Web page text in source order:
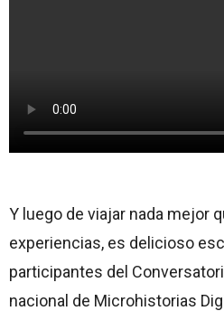
Y luego de viajar nada mejor
experiencias, es delicioso
participantes del
nacional de Microhistorias